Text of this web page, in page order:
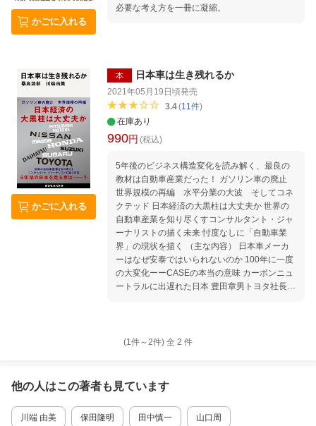
かごに入れる
必要な考え方を一冊に凝縮。
かごに入れる
本 日本車は生き残れるか
2021年05月19日頃発売
3.4(11 件)
在庫あり
990円 (税込)
5年後のビジネス構造変化を読み解く、最良の
教材は自動車産業だった！ ガソリン車の廃止
世界規模の再編 水平分業の大波 そしてコネ
クテッド 日本経済の大黒柱は大丈夫か 世界の
自動車産業を知り尽くすコンサルタント・ジャ
ーナリストの描く未来 忖度なしに「自動車業
界」の現状を描く （主な内容） 日本車メーカ
ーはなぜ安泰ではいられないのか 100年に一度
の大変化ーーCASEの本当の意味 カーボンニュ
ートラルに出遅れた日本 豊田章男トヨタ社長
会的課題から考える力」が重要 スマートシティ
争」 自動運転ーー日本の技術は本当に世界一か
急遽、会社を一から再編する欧州の自動車産業
下請け（サプライヤー）がメーカーより強くな
る時代 もはや大衆車ではない。中国メーカーの
(1件～ 2件) 全 2 件
他の人はこの著者も見ています
川端 由美 保田隆明 田中慎一 山口周